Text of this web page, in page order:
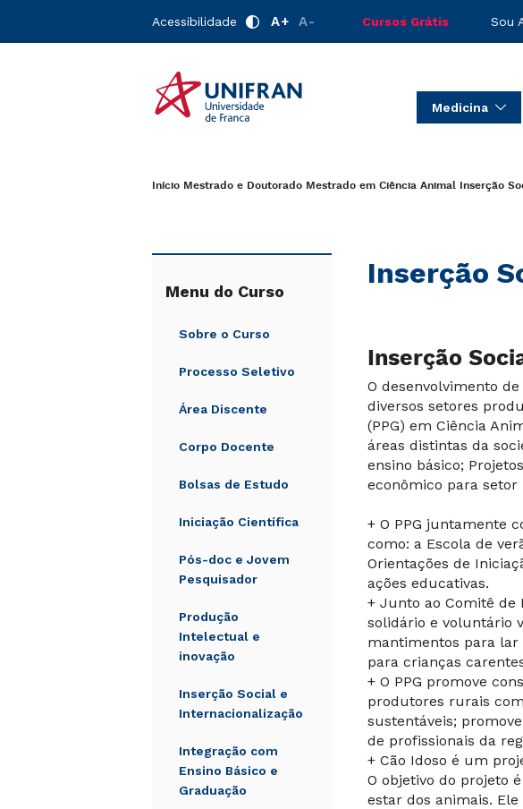
Acessibilidade A+ A- Cursos Grátis Sou
Medicina
Início Mestrado e Doutorado Mestrado em Ciência Animal Inserção
Menu do Curso
Sobre o Curso
Processo Seletivo
Área Discente
Corpo Docente
Bolsas de Estudo
Iniciação Científica
Pós-doc e Jovem
Pesquisador
Produção
Intelectual e
inovação
Inserção Social e
Internacionalização
Integração com
Ensino Básico e
Graduação
Inserção
Inserção
O desenvolvimento
diversos setores
(PPG) em Ciência
áreas distintas da
ensino básico;
econômico para
+ O PPG juntamente
como: a Escola de
Orientações de
ações educativas.
+ Junto ao Comitê de
solidário e voluntário
mantimentos para lar
para crianças
+ O PPG promove
produtores rurais
sustentáveis;
de profissionais da
+ Cão Idoso é um
O objetivo do projeto
estar dos animais.